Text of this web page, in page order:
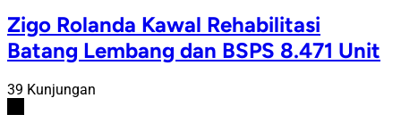
Zigo Rolanda Kawal Rehabilitasi
Batang Lembang dan BSPS 8.471 Unit
39 Kunjungan